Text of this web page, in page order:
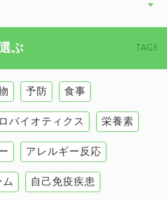
ぶ TAGS
予防 食事
バイオティクス 栄養素
アレルギー反応
自己免疫疾患